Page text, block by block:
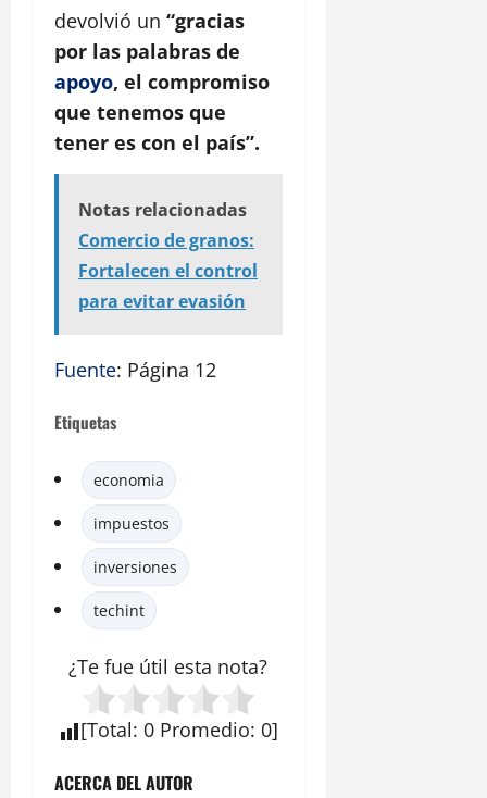
devolvió un “gracias
por las palabras de
apoyo, el compromiso
que tenemos que
tener es con el país”.
Notas relacionadas
Comercio de granos:
Fortalecen el control
para evitar evasión
Fuente: Página 12
Etiquetas
economia
impuestos
inversiones
techint
¿Te fue útil esta nota?
[Total: 0 Promedio: 0]
ACERCA DEL AUTOR